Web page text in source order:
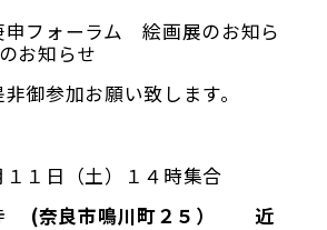
実績
フォーラム 絵画展のお知ら
知らせ
御参加お願い致します。
１日（土）１４時集合
(奈良市鳴川町２５） 近